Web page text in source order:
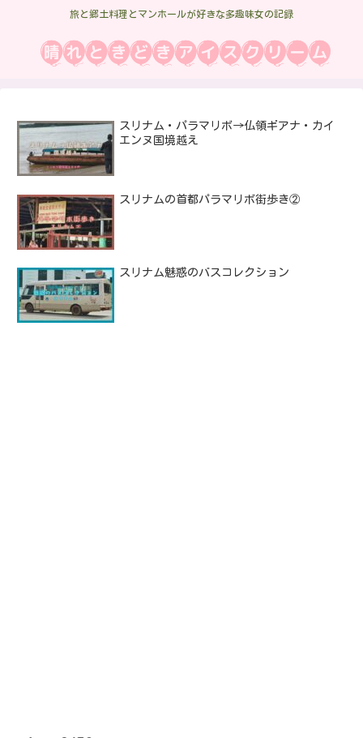
旅と郷土料理とマンホールが好きな多趣味女の記録
スリナム・パラマリボ→仏領ギアナ・カイ
エンヌ国境越え
スリナムの首都パラマリボ街歩き②
スリナム魅惑のバスコレクション